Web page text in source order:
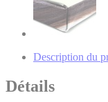
Description du
Détails